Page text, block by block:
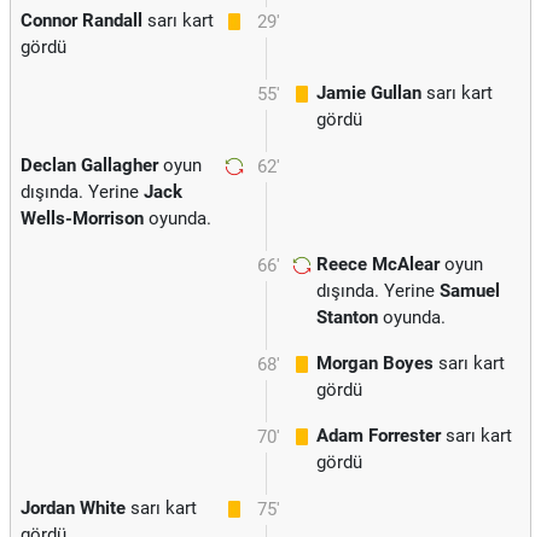
29'
Connor Randall
sarı kart
gördü
55' Jamie Gullan sarı kart
gördü
62'
Declan Gallagheroyun
dışında. Yerine Jack
Wells-Morrison oyunda.
66' Reece McAlearoyun
dışında. Yerine Samuel
Stanton oyunda.
68' Morgan Boyes sarı kart
gördü
70' Adam Forrestersarı kart
gördü
75'
Jordan White sarı kart